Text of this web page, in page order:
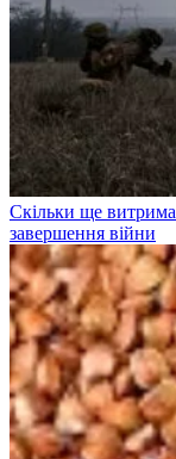
Скільки ще
завершення війни